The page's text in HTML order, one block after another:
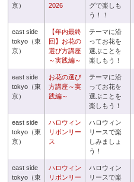
京）
2026
グで楽しも
う！！
east side
tokyo（東
京）
【年内最終
回】お花の
選び方講座
～実践編～
テーマに沿
ってお花を
選ぶことを
楽しもう！
east side
tokyo（東
京）
お花の選び
方講座～実
践編～
テーマに沿
ってお花を
選ぶことを
楽しもう！
east side
tokyo（東
京）
ハロウィン
リボンリー
ス
ハロウィン
リースで楽
しみましょ
う！
east side
tokyo（東
ハロウィン
リボンリー
ハロウィン
リースで楽